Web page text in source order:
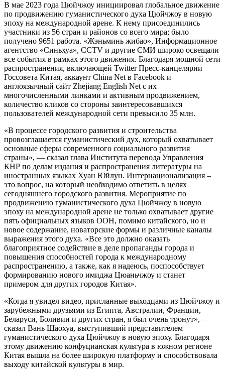
В мае 2023 года Цюйчжоу инициировал глобальное движение
по продвижению гуманистического духа Цюйчжоу в новую
эпоху на международной арене. К нему присоединились
участники из 56 стран и районов со всего мира; было
получено 9651 работа. «Жэньминь жибао», Информационное
агентство «Синьхуа», CCTV и другие СМИ широко освещали
все события в рамках этого движения. Благодаря мощной сети
распространения, включающей Twitter Пресс-канцелярии
Госсовета Китая, аккаунт China Net в Facebook и
англоязычный сайт Zhejiang English Net с их
многочисленными линками и активным продвижением,
количество кликов со стороны заинтересовавшихся
пользователей международной сети превысило 35 млн.
«В процессе городского развития и строительства
провозглашается гуманистический дух, который охватывает
основные сферы современного социального развития
страны», — сказал глава Института перевода Управления
КНР по делам издания и распространения литературы на
иностранных языках Хуан Юйлун. Интернационализация –
это вопрос, на который необходимо ответить в целях
сегодняшнего городского развития. Мероприятие по
продвижению гуманистического духа Цюйчжоу в новую
эпоху на международной арене не только охватывает другие
пять официальных языков ООН, помимо китайского, но и
новое содержание, новаторские формы и различные каналы
выражения этого духа. «Все это должно оказать
благоприятное содействие в деле пропаганды города и
повышения способностей города к международному
распространению, а также, как я надеюсь, поспособствует
формированию нового имиджа Цюаньчжоу и станет
примером для других городов Китая».
«Когда я увидел видео, присланные выходцами из Цюйчжоу и
зарубежными друзьями из Египта, Австралии, Франции,
Беларуси, Боливии и других стран, я был очень тронут», —
сказал Вань Шаохуа, выступивший представителем
гуманистического духа Цюйчжоу в новую эпоху. Благодаря
этому движению конфуцианская культура в южном регионе
Китая вышла на более широкую платформу и способствовала
выходу китайской культуры в мир.